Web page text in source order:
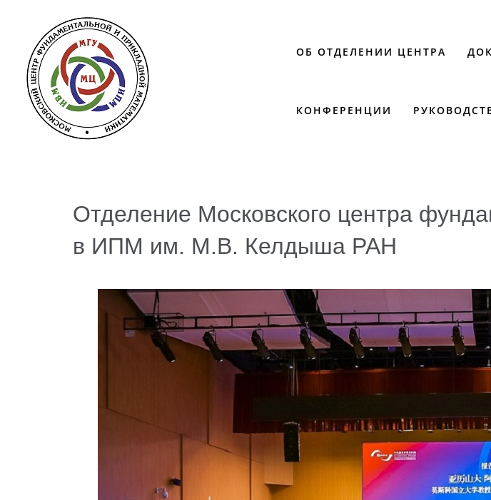
ОБ ОТДЕЛЕНИИ ЦЕНТРА
КОНФЕРЕНЦИИ
Отделение Московского центра
в ИПМ им. М.В. Келдыша РАН